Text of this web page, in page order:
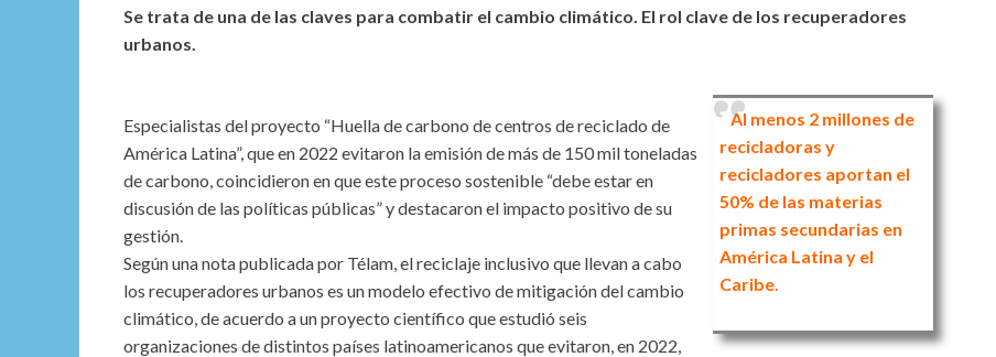
Se trata de una de las claves para combatir el cambio climático. El rol clave de los recuperadores
urbanos.
Al menos 2 millones de
recicladoras y
recicladores aportan el
50% de las materias
primas secundarias en
América Latina y el
Caribe.
Especialistas del proyecto “Huella de carbono de centros de reciclado de
América Latina”, que en 2022 evitaron la emisión de más de 150 mil toneladas
de carbono, coincidieron en que este proceso sostenible “debe estar en
discusión de las políticas públicas” y destacaron el impacto positivo de su
gestión.
Según una nota publicada por Télam, el reciclaje inclusivo que llevan a cabo
los recuperadores urbanos es un modelo efectivo de mitigación del cambio
climático, de acuerdo a un proyecto científico que estudió seis
organizaciones de distintos países latinoamericanos que evitaron, en 2022,